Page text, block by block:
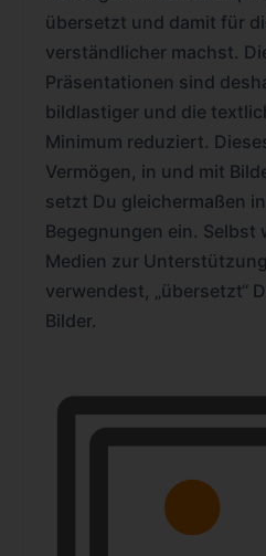
übersetzt und damit für
verständlicher machst.
Präsentationen sind
bildlastiger und die
Minimum reduziert.
Vermögen, in und mit
setzt Du gleichermaßen
Begegnungen ein. Selbst
Medien zur
verwendest, „übersetzt“
Bilder.